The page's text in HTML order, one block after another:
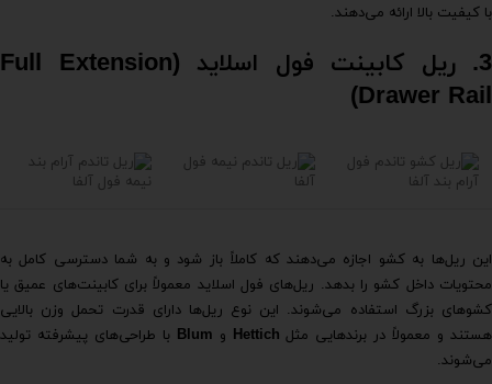
با کیفیت بالا ارائه می‌دهند.
3. ریل کابینت فول اسلاید (Full Extension
Drawer Rail)
این ریل‌ها به کشو اجازه می‌دهند که کاملاً باز شود و به شما دسترسی کامل به
محتویات داخل کشو را بدهد. ریل‌های فول اسلاید معمولاً برای کابینت‌های عمیق یا
کشوهای بزرگ استفاده می‌شوند. این نوع ریل‌ها دارای قدرت تحمل وزن بالایی
هستند و معمولاً در برندهایی مثل Hettich و Blum با طراحی‌های پیشرفته تولید
می‌شوند.